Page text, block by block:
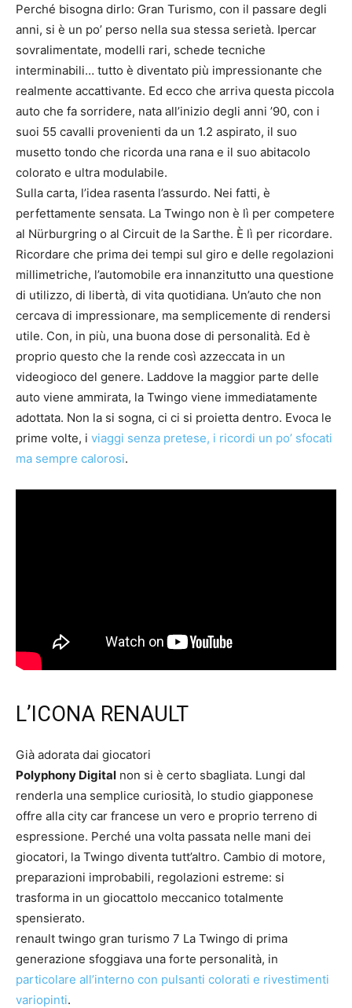
Perché bisogna dirlo: Gran Turismo, con il passare degli
anni, si è un po’ perso nella sua stessa serietà. Ipercar
sovralimentate, modelli rari, schede tecniche
interminabili… tutto è diventato più impressionante che
realmente accattivante. Ed ecco che arriva questa piccola
auto che fa sorridere, nata all’inizio degli anni ’90, con i
suoi 55 cavalli provenienti da un 1.2 aspirato, il suo
musetto tondo che ricorda una rana e il suo abitacolo
colorato e ultra modulabile.
Sulla carta, l’idea rasenta l’assurdo. Nei fatti, è
perfettamente sensata. La Twingo non è lì per competere
al Nürburgring o al Circuit de la Sarthe. È lì per ricordare.
Ricordare che prima dei tempi sul giro e delle regolazioni
millimetriche, l’automobile era innanzitutto una questione
di utilizzo, di libertà, di vita quotidiana. Un’auto che non
cercava di impressionare, ma semplicemente di rendersi
utile. Con, in più, una buona dose di personalità. Ed è
proprio questo che la rende così azzeccata in un
videogioco del genere. Laddove la maggior parte delle
auto viene ammirata, la Twingo viene immediatamente
adottata. Non la si sogna, ci ci si proietta dentro. Evoca le
prime volte, i viaggi senza pretese, i ricordi un po’ sfocati
ma sempre calorosi.
L’ICONA RENAULT
Già adorata dai giocatori
Polyphony Digital non si è certo sbagliata. Lungi dal
renderla una semplice curiosità, lo studio giapponese
offre alla city car francese un vero e proprio terreno di
espressione. Perché una volta passata nelle mani dei
giocatori, la Twingo diventa tutt’altro. Cambio di motore,
preparazioni improbabili, regolazioni estreme: si
trasforma in un giocattolo meccanico totalmente
spensierato.
renault twingo gran turismo 7 La Twingo di prima
generazione sfoggiava una forte personalità, in
particolare all’interno con pulsanti colorati e rivestimenti
variopinti.